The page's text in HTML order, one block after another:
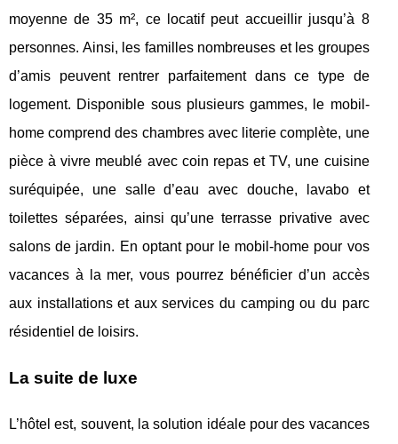
moyenne de 35 m², ce locatif peut accueillir jusqu’à 8
personnes. Ainsi, les familles nombreuses et les groupes
d’amis peuvent rentrer parfaitement dans ce type de
logement. Disponible sous plusieurs gammes, le mobil-
home comprend des chambres avec literie complète, une
pièce à vivre meublé avec coin repas et TV, une cuisine
suréquipée, une salle d’eau avec douche, lavabo et
toilettes séparées, ainsi qu’une terrasse privative avec
salons de jardin. En optant pour le mobil-home pour vos
vacances à la mer, vous pourrez bénéficier d’un accès
aux installations et aux services du camping ou du parc
résidentiel de loisirs.
La suite de luxe
L’hôtel est, souvent, la solution idéale pour des vacances